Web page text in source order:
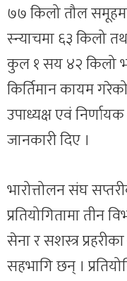
७७ किलो तौल
स्न्याचमा ६३ किलो
कुल १ सय ४२ किलो
किर्तिमान कायम
उपाध्यक्ष एवं
जानकारी दिए ।
भारोत्तोलन संघ
प्रतियोगितामा तीन
सेना र सशस्त्र
सहभागि छन् ।